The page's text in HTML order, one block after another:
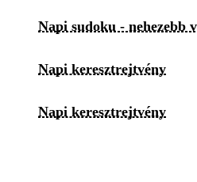
Napi sudoku - nehezebb
Napi keresztrejtvény
Napi keresztrejtvény